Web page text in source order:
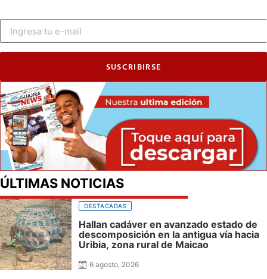
SUSCRIBIRSE
ÚLTIMAS NOTICIAS
DESTACADAS
Hallan cadáver en avanzado estado de
descomposición en la antigua vía hacia
Uribia, zona rural de Maicao
6 agosto, 2026